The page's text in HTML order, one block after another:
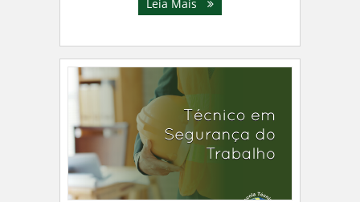
Leia Mais